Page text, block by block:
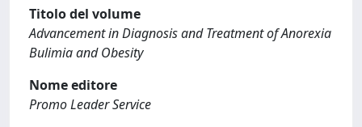
Titolo del volume
Advancement in Diagnosis and Treatment of Anorexia
Bulimia and Obesity
Nome editore
Promo Leader Service